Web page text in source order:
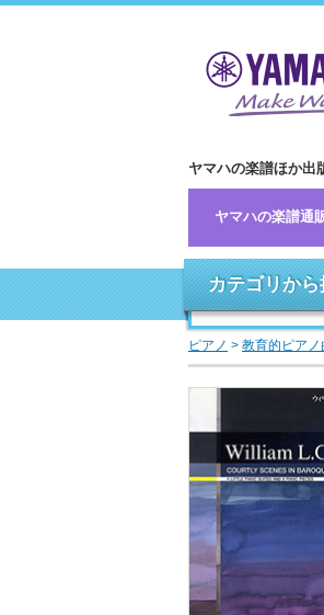
ヤマハの楽譜ほか出
ヤマハの楽譜通
カテゴリから
ピアノ > 教育的ピアノ